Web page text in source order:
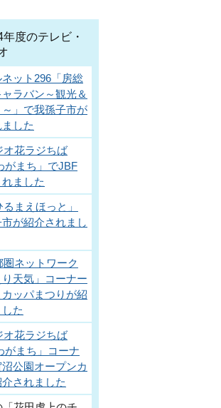
度のテレビ・
ット296「房総
ラバン～観光＆
」で我孫子市が
した
オ花ラジちば
がまち」でJBF
ました
まえほっと」
が紹介されまし
圏ネットワーク
り天気」コーナー
ッパまつりが紹
た
オ花ラジちば
がまち」コーナ
公園オープンカ
されました